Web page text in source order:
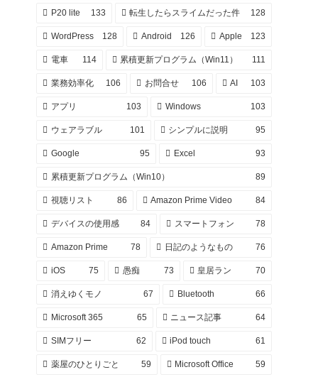
P20 lite 133 転生したらスライムだった件 128
WordPress 128 Android 126 Apple 123
電車 114 累積更新プログラム（Win11） 111
業務効率化 106 お問合せ 106 AI 103
アプリ 103 Windows 103
ウェアラブル 101 シンプルに説明 95
Google 95 Excel 93
累積更新プログラム（Win10） 89
視聴リスト 86 Amazon Prime Video 84
デバイスの使用感 84 スマートフォン 78
Amazon Prime 78 日記のようなもの 76
iOS 75 愚痴 73 皇居ラン 70
消えゆくモノ 67 Bluetooth 66
Microsoft 365 65 ニュース記事 64
SIMフリー 62 iPod touch 61
薬屋のひとりごと 59 Microsoft Office 59